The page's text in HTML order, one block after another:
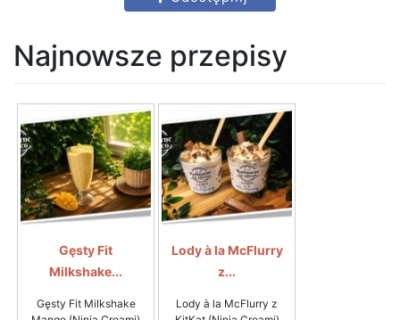
Najnowsze przepisy
Gęsty Fit
Milkshake...
Gęsty Fit Milkshake
Lody à la McFlurry
z...
Lody à la McFlurry z